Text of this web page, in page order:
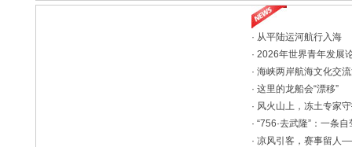
· 从平陆运河航行入海
· 2026年世界青年发展
· 海峡两岸航海文化交
· 这里的龙船会“漂移”
· 风火山上，冻土专家守
· “756·去武隆”：一条
· 凉风引客，赛事留人